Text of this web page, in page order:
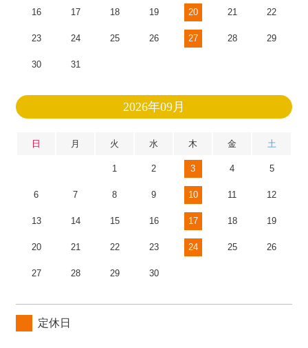
16 17 18 19 20 21 22
23 24 25 26 27 28 29
30 31
2026年09月
日 月 火 水 木 金 土
1 2 3 4 5
6 7 8 9 10 11 12
13 14 15 16 17 18 19
20 21 22 23 24 25 26
27 28 29 30
定休日